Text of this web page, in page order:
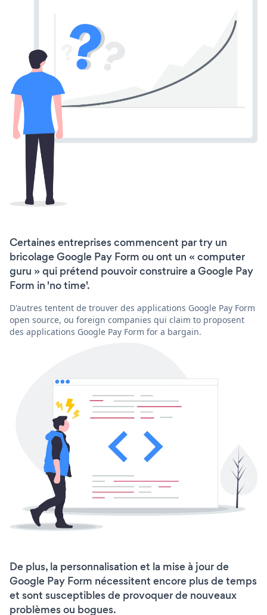
Certaines entreprises commencent par try un
bricolage Google Pay Form ou ont un « computer
guru » qui prétend pouvoir construire a Google Pay
Form in 'no time'.
D'autres tentent de trouver des applications Google Pay Form
open source, ou foreign companies qui claim to proposent
des applications Google Pay Form for a bargain.
De plus, la personnalisation et la mise à jour de
Google Pay Form nécessitent encore plus de temps
et sont susceptibles de provoquer de nouveaux
problèmes ou bogues.